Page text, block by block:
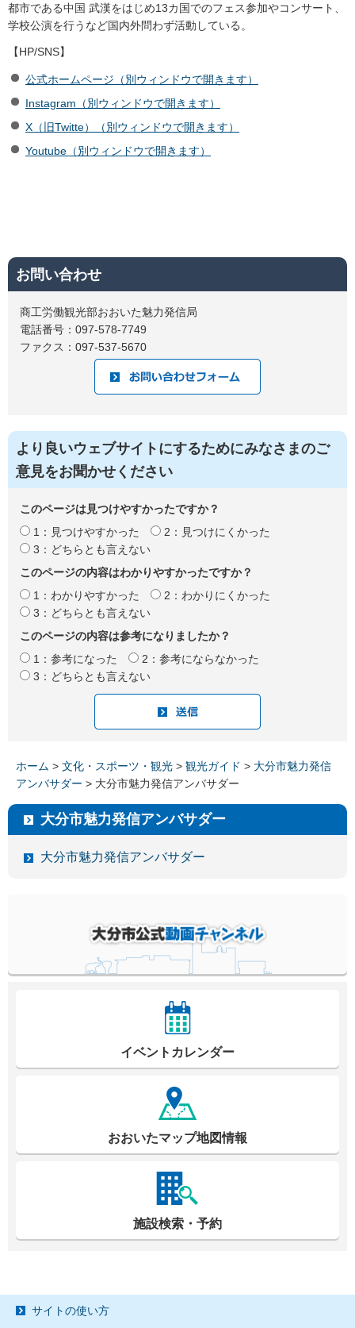
都市である中国 武漢をはじめ13カ国でのフェス参加やコンサート、
学校公演を行うなど国内外問わず活動している。
【HP/SNS】
公式ホームページ（別ウィンドウで開きます）
Instagram（別ウィンドウで開きます）
X（旧Twitte）（別ウィンドウで開きます）
Youtube（別ウィンドウで開きます）
お問い合わせ
商工労働観光部おおいた魅力発信局
電話番号：097-578-7749
ファクス：097-537-5670
より良いウェブサイトにするためにみなさまのご
意見をお聞かせください
このページは見つけやすかったですか？
1：見つけやすかった
2：見つけにくかった
3：どちらとも言えない
このページの内容はわかりやすかったですか？
1：わかりやすかった
2：わかりにくかった
3：どちらとも言えない
このページの内容は参考になりましたか？
1：参考になった
2：参考にならなかった
3：どちらとも言えない
ホーム > 文化・スポーツ・観光 > 観光ガイド > 大分市魅力発信
アンバサダー > 大分市魅力発信アンバサダー
大分市魅力発信アンバサダー
大分市魅力発信アンバサダー
イベントカレンダー
おおいたマップ地図情報
施設検索・予約
サイトの使い方